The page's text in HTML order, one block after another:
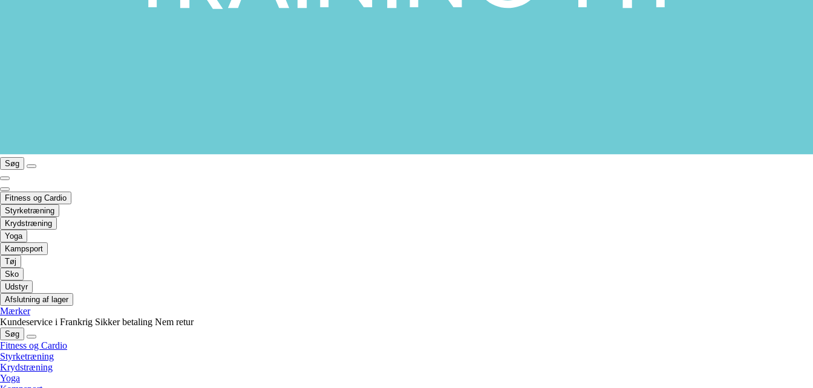
Søg
Fitness og Cardio
Styrketræning
Krydstræning
Yoga
Kampsport
Tøj
Sko
Udstyr
Afslutning af lager
Mærker
Kundeservice i Frankrig Sikker betaling Nem retur
Søg
Fitness og Cardio
Styrketræning
Krydstræning
Yoga